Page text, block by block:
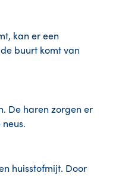
kan er een
buurt komt van
De haren zorgen er
huisstofmijt. Door